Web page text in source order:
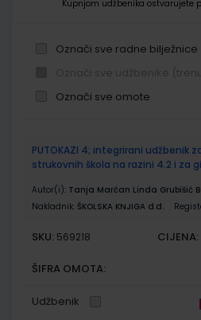
Kupnjom udžbenika ostvarujete
Označi sve radne bilježnice
Označi sve omote
proizvodi
PUTOKAZI 4; integrirani udžbenik
strukovnih škola na razini 4.2 i za
Autor(i): Tanja Marčan Linda Grubišić
Nakladnik: ŠKOLSKA KNJIGA d.d.
SKU: 569218 CIJENA:
ŠIFRA OMOTA:
Udžbenik